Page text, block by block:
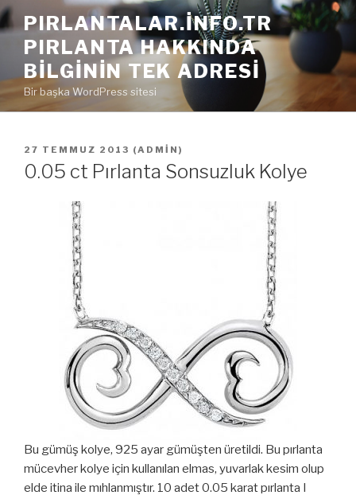
İçeriğe
geç PIRLANTALAR.INFO.TR
PIRLANTA HAKKINDA
BILGININ TEK ADRESI
Bir başka WordPress sitesi
YAYIM
TARIHI
27 TEMMUZ 2013 (ADMIN )
0.05 ct Pırlanta Sonsuzluk Kolye
Bu gümüş kolye, 925 ayar gümüşten üretildi. Bu pırlanta
mücevher kolye için kullanılan elmas, yuvarlak kesim olup
elde itina ile mıhlanmıştır. 10 adet 0.05 karat pırlanta I